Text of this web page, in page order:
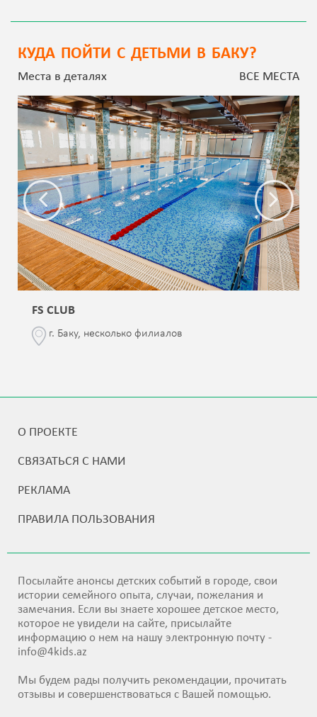
КУДА ПОЙТИ С ДЕТЬМИ В БАКУ?
Места в деталях ВСЕ МЕСТА
FS CLUB
г. Баку, несколько филиалов
О ПРОЕКТЕ
СВЯЗАТЬСЯ С НАМИ
РЕКЛАМА
ПРАВИЛА ПОЛЬЗОВАНИЯ
Посылайте анонсы детских событий в городе, свои
истории семейного опыта, случаи, пожелания и
замечания. Если вы знаете хорошее детское место,
которое не увидели на сайте, присылайте
информацию о нем на нашу электронную почту -
info@4kids.az
Мы будем рады получить рекомендации, прочитать
отзывы и совершенствоваться с Вашей помощью.